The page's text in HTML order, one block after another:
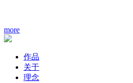
more
作品
关于
理念